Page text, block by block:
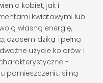
kobiet, jak i
kwiatowymi lub
własną energię,
czasem dziką i pełną
użycie kolorów i
-
pomieszczeniu silną